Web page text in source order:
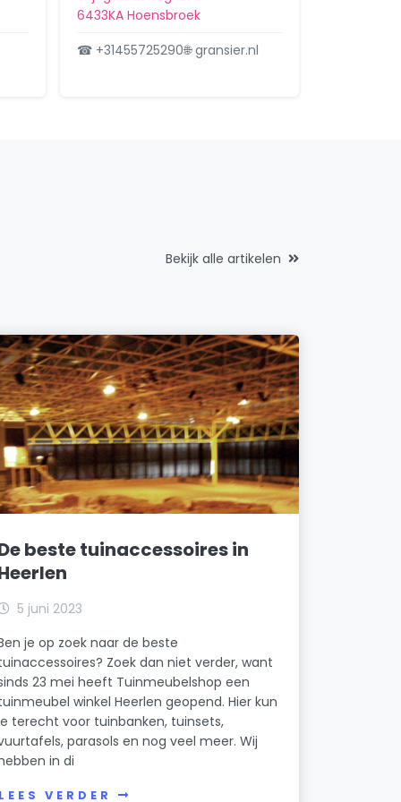
Economiestraat 1 A
39 BU40 Unit 40
Hoensbroek II B.V.
Koumen 72
AE Exploitatie B.V.
Economiestraat 13 Unit 17
Heuvelland B.V.
12
Truck Repair B.V.
De Koumen 92
B.V.
schoonmaakbedrijf
47 B
Vastgoed III B.V.
2
6433KA Hoensbroek
☎ +31455725290🌐 gransier.nl
Bekijk alle artikelen
beste tuinaccessoires in
5 juni 2023
je op zoek naar de beste
Zoek dan niet verder, want
23 mei heeft Tuinmeubelshop een
winkel Heerlen geopend. Hier kun
terecht voor tuinbanken, tuinsets,
parasols en nog veel meer. Wij
in di
LEES VERDER